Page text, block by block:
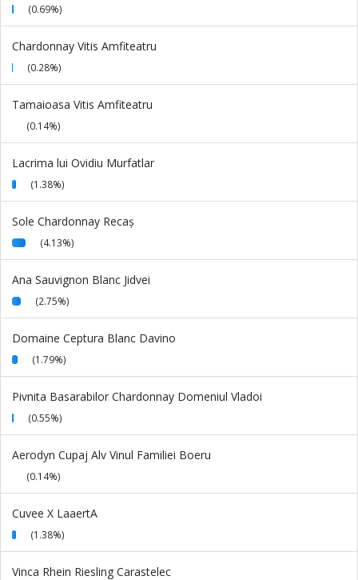
(0.69%)
Chardonnay Vitis Amfiteatru
(0.28%)
Tamaioasa Vitis Amfiteatru
(0.14%)
Lacrima lui Ovidiu Murfatlar
(1.38%)
Sole Chardonnay Recaș
(4.13%)
Ana Sauvignon Blanc Jidvei
(2.75%)
Domaine Ceptura Blanc Davino
(1.79%)
Pivnita Basarabilor Chardonnay Domeniul Vladoi
(0.55%)
Aerodyn Cupaj Alv Vinul Familiei Boeru
(0.14%)
Cuvee X LaaertA
(1.38%)
Vinca Rhein Riesling Carastelec